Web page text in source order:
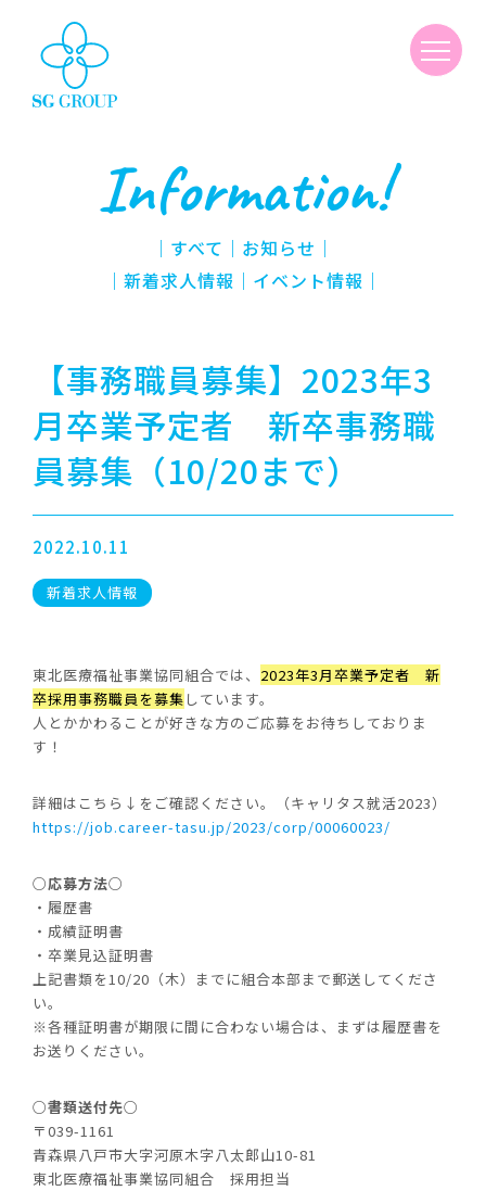
Information!
｜ すべて ｜ お知らせ ｜
新着求人情報 ｜ イベント情報 ｜
【事務職員募集】2023年3
月卒業予定者 新卒事務職
員募集（10/20まで）
2022.10.11
新着求人情報
東北医療福祉事業協同組合では、 2023年3月卒業予定者 新
卒採用事務職員を募集 しています。
人とかかわることが好きな方のご応募をお待ちしておりま
す！
詳細はこちら↓をご確認ください。（キャリタス就活2023）
https://job.career-tasu.jp/2023/corp/00060023/
○応募方法○
・履歴書
・成績証明書
・卒業見込証明書
上記書類を10/20（木）までに組合本部まで郵送してくださ
い。
※各種証明書が期限に間に合わない場合は、まずは履歴書を
お送りください。
○書類送付先○
〒039-1161
青森県八戸市大字河原木字八太郎山10-81
東北医療福祉事業協同組合 採用担当